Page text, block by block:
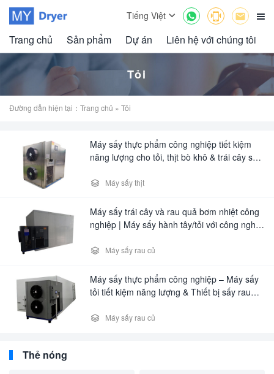

  
Tiếng Việt
Trang chủ Sản phẩm Dự án Liên hệ với chúng tôi
Tỏi
Đường dẫn hiện tại： Trang chủ » Tỏi
Máy sấy thực phẩm công nghiệp tiết kiệm
năng lượng cho tỏi, thịt bò khô & trái cây sấy

Máy sấy thịt
Máy sấy trái cây và rau quả bơm nhiệt công
nghiệp | Máy sấy hành tây/tỏi với công nghệ

Máy sấy rau củ
Máy sấy thực phẩm công nghiệp – Máy sấy
tỏi tiết kiệm năng lượng & Thiết bị sấy rau

Máy sấy rau củ
Thẻ nóng